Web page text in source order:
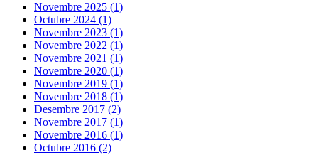
Novembre 2025 (1)
Octubre 2024 (1)
Novembre 2023 (1)
Novembre 2022 (1)
Novembre 2021 (1)
Novembre 2020 (1)
Novembre 2019 (1)
Novembre 2018 (1)
Desembre 2017 (2)
Novembre 2017 (1)
Novembre 2016 (1)
Octubre 2016 (2)